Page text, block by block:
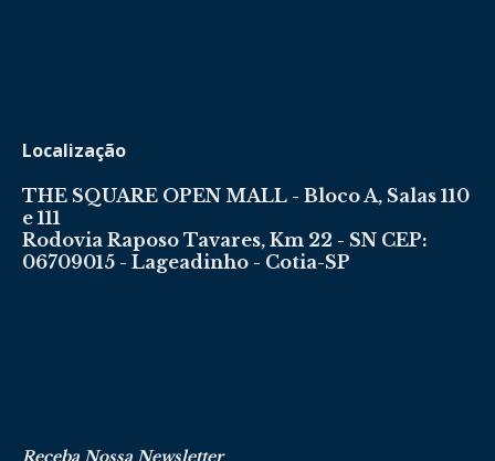
Localização
THE SQUARE OPEN MALL - Bloco A, Salas 110
e 111
Rodovia Raposo Tavares, Km 22 - SN CEP:
06709015 - Lageadinho - Cotia-SP
Receba Nossa Newsletter